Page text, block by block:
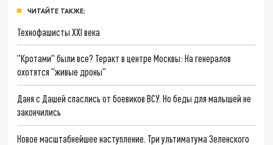
ЧИТАЙТЕ ТАКЖЕ:
Технофашисты XXI века
"Кротами" были все? Теракт в центре Москвы: На генералов
охотятся "живые дроны"
Даня с Дашей спаслись от боевиков ВСУ. Но беды для малышей не
закончились
Новое масштабнейшее наступление. Три ультиматума Зеленского